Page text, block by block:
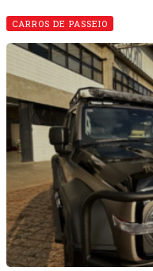
CARROS DE PASSEIO